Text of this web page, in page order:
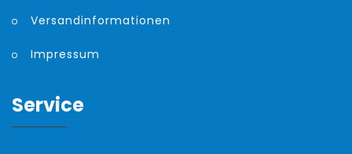
Versandinformationen
Impressum
Service